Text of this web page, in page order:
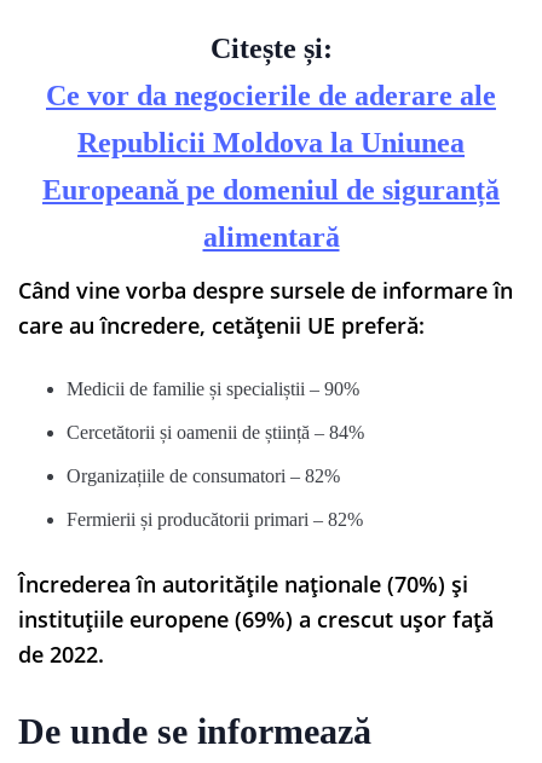
Citește și:
Ce vor da negocierile de aderare ale
Republicii Moldova la Uniunea
Europeană pe domeniul de siguranță
alimentară
Când vine vorba despre sursele de informare în
care au încredere, cetățenii UE preferă:
Medicii de familie și specialiștii – 90%
Cercetătorii și oamenii de știință – 84%
Organizațiile de consumatori – 82%
Fermierii și producătorii primari – 82%
Încrederea în autoritățile naționale (70%) și
instituțiile europene (69%) a crescut ușor față
de 2022.
De unde se informează